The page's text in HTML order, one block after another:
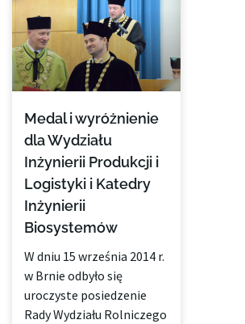
Medal i wyróżnienie
dla Wydziału
Inżynierii Produkcji i
Logistyki i Katedry
Inżynierii
Biosystemów
W dniu 15 września 2014 r.
w Brnie odbyło się
uroczyste posiedzenie
Rady Wydziału Rolniczego